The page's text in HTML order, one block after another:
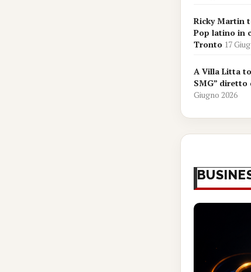
Ricky Martin
Pop latino in
Tronto 17
A Villa Litta
SMG”
Giugno 2026